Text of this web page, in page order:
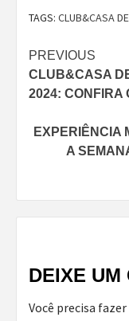
TAGS: CLUB&CASA
Continue
Reading
PREVIOUS
CLUB&CASA
2024: CONFIRA
EXPERIÊNCIA
A
DEIXE UM
Você precisa fazer